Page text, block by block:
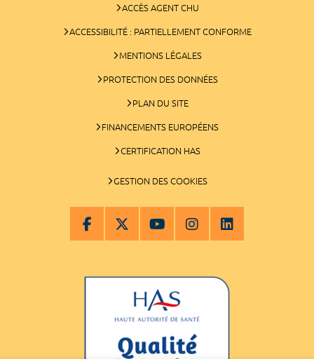
ACCÈS AGENT CHU
ACCESSIBILITÉ : PARTIELLEMENT CONFORME
MENTIONS LÉGALES
PROTECTION DES DONNÉES
PLAN DU SITE
FINANCEMENTS EUROPÉENS
CERTIFICATION HAS
GESTION DES COOKIES